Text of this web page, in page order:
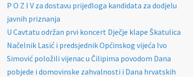
P O Z I V za dostavu prijedloga kandidata za dodjelu
javnih priznanja
U Cavtatu održan prvi koncert Dječje klape Škatulica
Načelnik Lasić i predsjednik Općinskog vijeća Ivo
Simović položili vijenac u Čilipima povodom Dana
pobjede i domovinske zahvalnosti i Dana hrvatskih